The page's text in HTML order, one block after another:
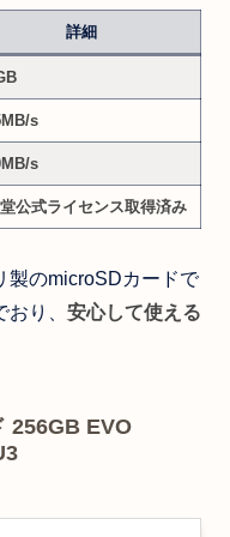
詳細
s
s
公式ライセンス取得済み
製のmicroSDカードで
り、 安心して使える
256GB EVO